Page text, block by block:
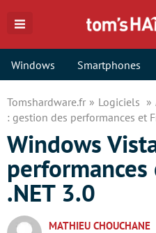
Windows Smartphones
Tomshardware.fr Logiciels
: gestion des performances et
Windows
.NET 3.0
MATHIEU CHOUCHANE